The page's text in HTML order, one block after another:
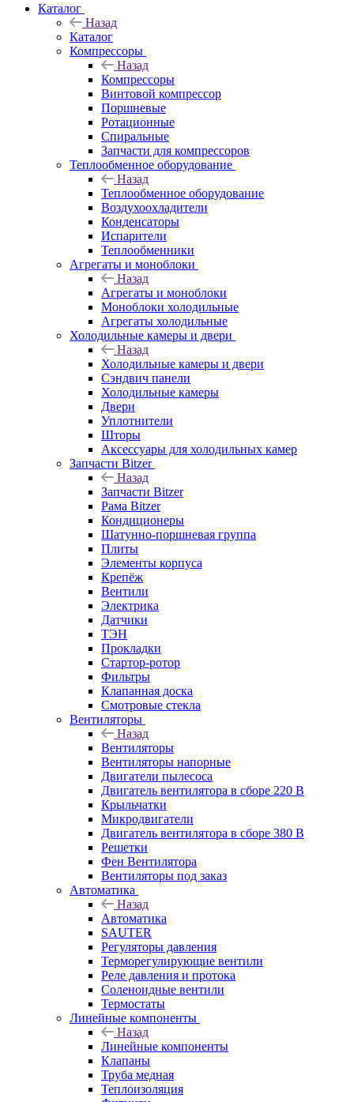
Каталог
Назад
Каталог
Компрессоры
Назад
Компрессоры
Винтовой компрессор
Поршневые
Ротационные
Спиральные
Запчасти для компрессоров
Теплообменное оборудование
Назад
Теплообменное оборудование
Воздухоохладители
Конденсаторы
Испарители
Теплообменники
Агрегаты и моноблоки
Назад
Агрегаты и моноблоки
Моноблоки холодильные
Агрегаты холодильные
Холодильные камеры и двери
Назад
Холодильные камеры и двери
Сэндвич панели
Холодильные камеры
Двери
Уплотнители
Шторы
Аксессуары для холодильных камер
Запчасти Bitzer
Назад
Запчасти Bitzer
Рама Bitzer
Кондиционеры
Шатунно-поршневая группа
Плиты
Элементы корпуса
Крепёж
Вентили
Электрика
Датчики
ТЭН
Прокладки
Стартор-ротор
Фильтры
Клапанная доска
Смотровые стекла
Вентиляторы
Назад
Вентиляторы
Вентиляторы напорные
Двигатели пылесоса
Двигатель вентилятора в сборе 220 В
Крыльчатки
Микродвигатели
Двигатель вентилятора в сборе 380 В
Решетки
Фен Вентилятора
Вентиляторы под заказ
Автоматика
Назад
Автоматика
SAUTER
Регуляторы давления
Терморегулирующие вентили
Реле давления и протока
Соленоидные вентили
Термостаты
Линейные компоненты
Назад
Линейные компоненты
Клапаны
Труба медная
Теплоизоляция